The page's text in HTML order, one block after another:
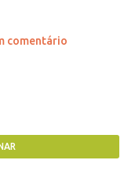
comentário